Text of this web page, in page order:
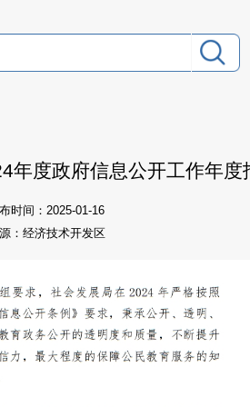
年度政府信息公开工作年度
时间：2025-01-16
：经济技术开发区